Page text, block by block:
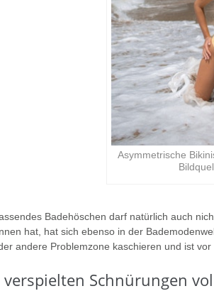
Asymmetrische
Badehöschen darf natürlich auch
hat, hat sich ebenso in der
andere Problemzone kaschieren und ist vor
Schnürungen